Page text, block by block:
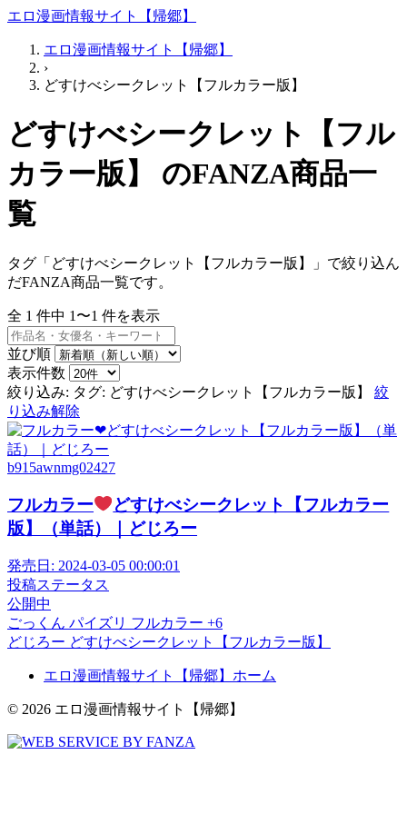
エロ漫画情報サイト【帰郷】
エロ漫画情報サイト【帰郷】
›
どすけべシークレット【フルカラー版】
どすけべシークレット【フル
カラー版】 のFANZA商品一
覧
タグ「どすけべシークレット【フルカラー版】」で絞り込ん
だFANZA商品一覧です。
全 1 件中 1〜1 件を表示
並び順
表示件数
絞り込み: タグ: どすけべシークレット【フルカラー版】 絞
り込み解除
b915awnmg02427
フルカラー
どすけべシークレット【フルカラー
版】（単話）｜どじろー
発売日: 2024-03-05 00:00:01
投稿ステータス
公開中
ごっくん パイズリ フルカラー +6
どじろー どすけべシークレット【フルカラー版】
エロ漫画情報サイト【帰郷】ホーム
© 2026 エロ漫画情報サイト【帰郷】